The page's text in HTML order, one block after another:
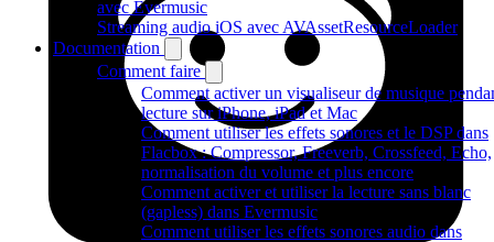
avec Evermusic
Streaming audio iOS avec AVAssetResourceLoader
Documentation
Comment faire
Comment activer un visualiseur de musique
lecture sur iPhone, iPad et Mac
Comment utiliser les effets sonores et le DSP dans
Flacbox : Compressor, Freeverb, Crossfeed, Echo,
normalisation du volume et plus encore
Comment activer et utiliser la lecture sans blanc
(gapless) dans Evermusic
Comment utiliser les effets sonores audio dans